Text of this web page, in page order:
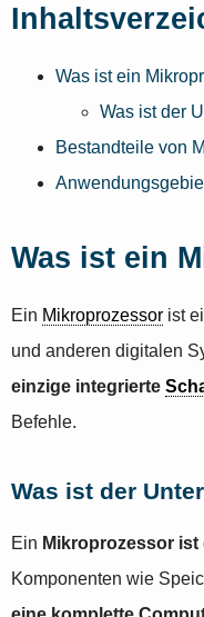
Was ist ein
Was ist der
Bestandteile von
Was ist ein
Ein Mikroprozessor ist
und anderen digitalen
einzige integrierte
Befehle.
Was ist der
Ein Mikroprozessor
Komponenten wie